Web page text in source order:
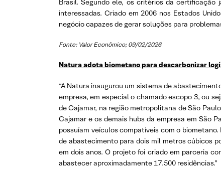
Brasil. Segundo ele, os critérios da certificação
interessadas. Criado em 2006 nos Estados
negócio capazes de gerar soluções para
Fonte: Valor Econômico; 09/02/2026
Natura adota biometano para descarbonizar
“A Natura inaugurou um sistema de
empresa, em especial o chamado escopo 3, ou
de Cajamar, na região metropolitana de São
Cajamar e os demais hubs da empresa em São
possuíam veículos compatíveis com o
de abastecimento para dois mil metros cúbicos
em dois anos. O projeto foi criado em parceria
abastecer aproximadamente 17.500 residências.”